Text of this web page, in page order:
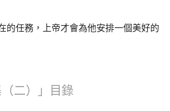
的任務，上帝才會為他安排一個美好的
（二）」目錄